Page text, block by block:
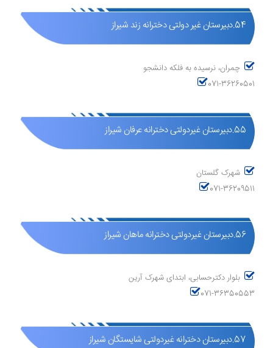
54.دبیرستان غیر دولتی دخترانه زند شیراز
چمران، نرسیده به فلکه دانشجو
071-36260501
55.دبیرستان غیردولتی دخترانه عرفان شیراز
شهرک گلستان
071-36209511
56.دبیرستان غیردولتی دخترانه ماهان شیراز
بلوار دکترحسابی، ابتدای شهرک آرین
071-36350553
57.دبیرستان دخترانه غیردولتی شایستگان شیراز